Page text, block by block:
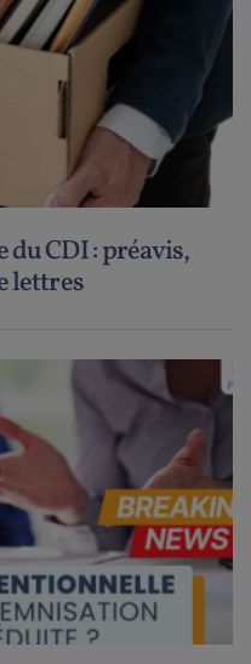
CDI : préavis,
lettres